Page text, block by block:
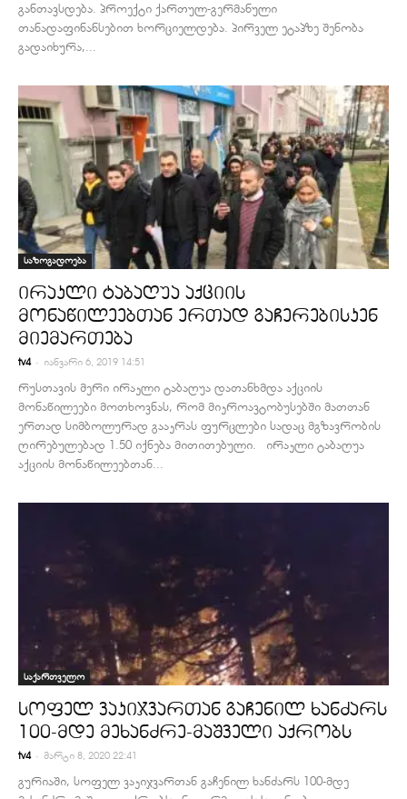
განთავსდება. პროექტი ქართულ-გერმანული
თანადაფინანსებით ხორციელდება. პირველ ეტაპზე შენობა
გადაიხურა,...
საზოგადოება
ირაკლი ტაბაღუა აქციის
მონაწილეებთან ერთად გაჩერებისკენ
მიემართება
tv4 - იანვარი 6, 2019 14:51
რუსთავის მერი ირაკლი ტაბაღუა დათანხმდა აქციის
მონაწილეები მოთხოვნას, რომ მიკროავტობუსებში მათთან
ერთად სიმბოლურად გააკრას ფურცლები სადაც მგზავრობის
ღირებულებად 1.50 იქნება მითითებული. ირაკლი ტაბაღუა
აქციის მონაწილეებთან...
საქართველო
სოფელ ვაკიჯვართან გაჩენილ ხანძარს
100-მდე მეხანძრე-მაშველი აქრობს
tv4 - მარტი 8, 2020 22:41
გურიაში, სოფელ ვაკიჯვართან გაჩენილ ხანძარს 100-მდე